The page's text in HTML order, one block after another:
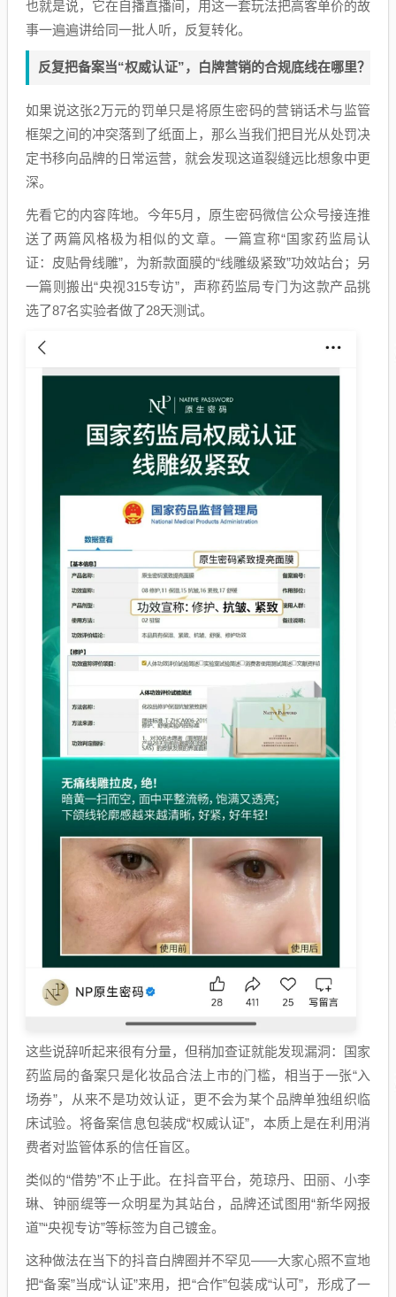
也就是说，它在自播直播间，用这一套玩法把高客单价的故
事一遍遍讲给同一批人听，反复转化。
反复把备案当“权威认证”，白牌营销的合规底线在哪里？
如果说这张2万元的罚单只是将原生密码的营销话术与监管
框架之间的冲突落到了纸面上，那么当我们把目光从处罚决
定书移向品牌的日常运营，就会发现这道裂缝远比想象中更
深。
先看它的内容阵地。今年5月，原生密码微信公众号接连推
送了两篇风格极为相似的文章。一篇宣称“国家药监局认
证：皮贴骨线雕”，为新款面膜的“线雕级紧致”功效站台；另
一篇则搬出“央视315专访”，声称药监局专门为这款产品挑
选了87名实验者做了28天测试。
这些说辞听起来很有分量，但稍加查证就能发现漏洞：国家
药监局的备案只是化妆品合法上市的门槛，相当于一张“入
场券”，从来不是功效认证，更不会为某个品牌单独组织临
床试验。将备案信息包装成“权威认证”，本质上是在利用消
费者对监管体系的信任盲区。
类似的“借势”不止于此。在抖音平台，苑琼丹、田丽、小李
琳、钟丽缇等一众明星为其站台，品牌还试图用“新华网报
道”“央视专访”等标签为自己镀金。
这种做法在当下的抖音白牌圈并不罕见——大家心照不宣地
把“备案”当成“认证”来用，把“合作”包装成“认可”，形成了一